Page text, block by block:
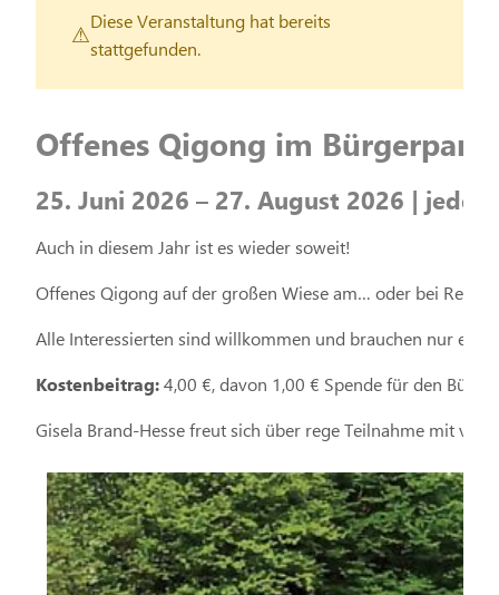
Diese Veranstaltung hat bereits
stattgefunden.
Offenes Qigong im Bürgerpark
25. Juni 2026 – 27. August 2026 |
Auch in diesem Jahr ist es wieder soweit!
Offenes Qigong auf der großen Wiese am… oder bei
Alle Interessierten sind willkommen und brauchen nur
Kostenbeitrag:4,00 €, davon 1,00 € Spende für den
Gisela Brand-Hesse freut sich über rege Teilnahme mit viel